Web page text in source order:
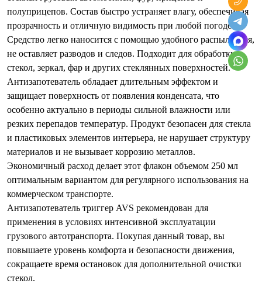
полуприцепов. Состав быстро устраняет влагу, обеспечивая
прозрачность и отличную видимость при любой погоде.
Средство легко наносится с помощью удобного распылителя,
не оставляет разводов и следов. Подходит для обработки
стекол, зеркал, фар и других стеклянных поверхностей.
Антизапотеватель обладает длительным эффектом и
защищает поверхность от появления конденсата, что
особенно актуально в периоды сильной влажности или
резких перепадов температур. Продукт безопасен для стекла
и пластиковых элементов интерьера, не нарушает структуру
материалов и не вызывает коррозию металлов.
Экономичный расход делает этот флакон объемом 250 мл
оптимальным вариантом для регулярного использования на
коммерческом транспорте.
Антизапотеватель триггер AVS рекомендован для
применения в условиях интенсивной эксплуатации
грузового автотранспорта. Покупая данный товар, вы
повышаете уровень комфорта и безопасности движения,
сокращаете время остановок для дополнительной очистки
стекол.